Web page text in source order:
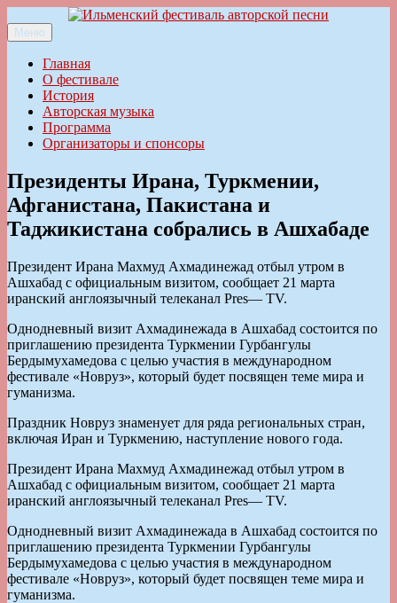
к
содержимому
Ильменский фестиваль авторской песни
Меню
Главная
О фестивале
История
Авторская музыка
Программа
Организаторы и спонсоры
Президенты Ирана, Туркмении,
Афганистана, Пакистана и
Таджикистана собрались в Ашхабаде
Президент Ирана Махмуд Ахмадинежад отбыл утром в
Ашхабад с официальным визитом, сообщает 21 марта
иранский англоязычный телеканал Pres— TV.
Однодневный визит Ахмадинежада в Ашхабад состоится по
приглашению президента Туркмении Гурбангулы
Бердымухамедова с целью участия в международном
фестивале «Новруз», который будет посвящен теме мира и
гуманизма.
Праздник Новруз знаменует для ряда региональных стран,
включая Иран и Туркмению, наступление нового года.
Президент Ирана Махмуд Ахмадинежад отбыл утром в
Ашхабад с официальным визитом, сообщает 21 марта
иранский англоязычный телеканал Pres— TV.
Однодневный визит Ахмадинежада в Ашхабад состоится по
приглашению президента Туркмении Гурбангулы
Бердымухамедова с целью участия в международном
фестивале «Новруз», который будет посвящен теме мира и
гуманизма.